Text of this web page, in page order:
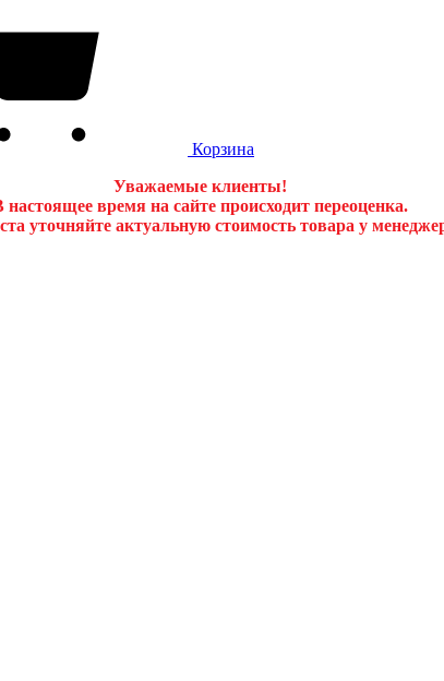
Корзина
Уважаемые клиенты!
настоящее время на сайте происходит переоценка.
уточняйте актуальную стоимость товара у